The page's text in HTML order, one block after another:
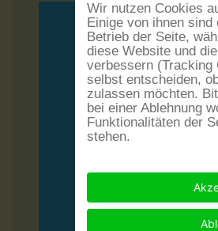
Wir nutzen Cookies
Einige von ihnen
Betrieb der Seite,
diese Website und
verbessern (Tracking
selbst entscheiden,
zulassen möchten.
bei einer Ablehnung
Funktionalitäten der
stehen.